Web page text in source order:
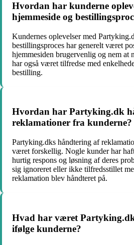
Hvordan har kunderne
hjemmeside og
Kundernes oplevelser med
bestillingsproces har generelt været
hjemmesiden brugervenlig og nem at
har også været tilfredse med
bestilling.
Hvordan har Partyking.dk
reklamationer fra kunderne?
Partyking.dks håndtering af
været forskellig. Nogle kunder har
hurtig respons og løsning af deres
sig ignoreret eller ikke tilfredsstillet
reklamation blev håndteret på.
Hvad har været
ifølge kunderne?